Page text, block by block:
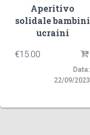
Aperitivo
solidale bambini
ucraini
€15.00
Data:
22/09/2023